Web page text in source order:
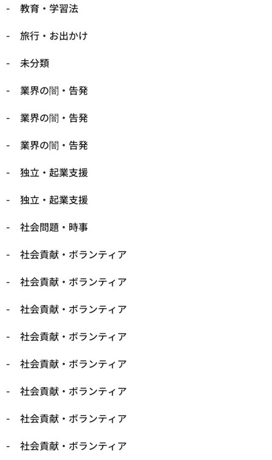
教育・学習法
旅行・お出かけ
未分類
業界の闇・告発
業界の闇・告発
業界の闇・告発
独立・起業支援
独立・起業支援
社会問題・時事
社会貢献・ボランティア
社会貢献・ボランティア
社会貢献・ボランティア
社会貢献・ボランティア
社会貢献・ボランティア
社会貢献・ボランティア
社会貢献・ボランティア
社会貢献・ボランティア